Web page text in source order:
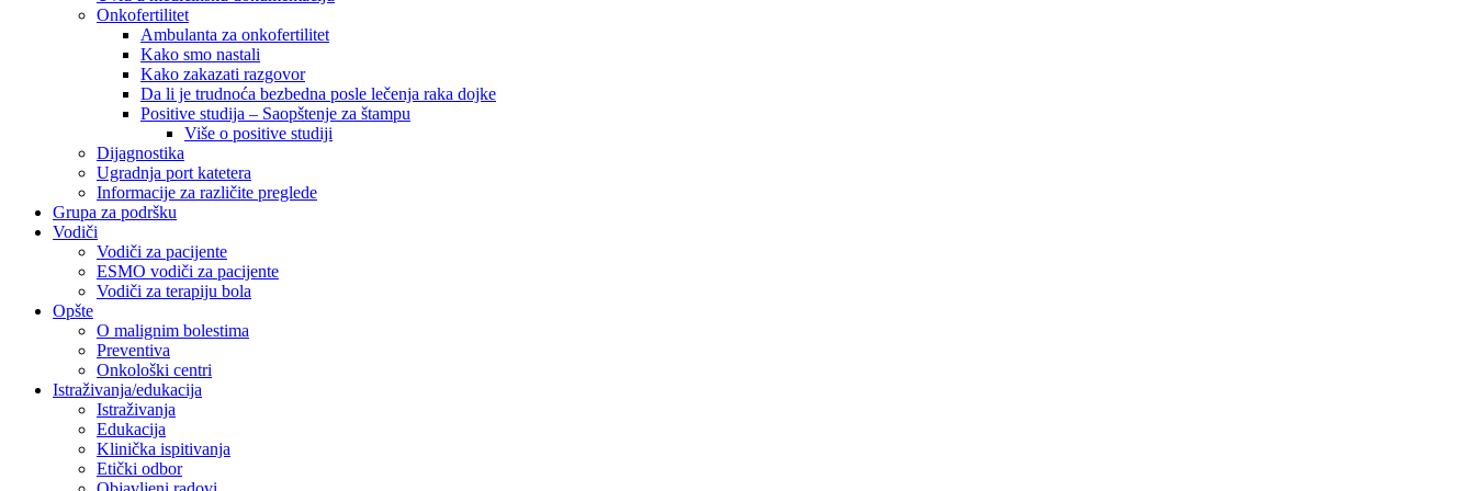
Onkofertilitet
Ambulanta za onkofertilitet
Kako smo nastali
Kako zakazati razgovor
Da li je trudnoća bezbedna posle lečenja raka dojke
Positive studija – Saopštenje za štampu
Više o positive studiji
Dijagnostika
Ugradnja port katetera
Informacije za različite preglede
Grupa za podršku
Vodiči
Vodiči za pacijente
ESMO vodiči za pacijente
Vodiči za terapiju bola
Opšte
O malignim bolestima
Preventiva
Onkološki centri
Istraživanja/edukacija
Istraživanja
Edukacija
Klinička ispitivanja
Etički odbor